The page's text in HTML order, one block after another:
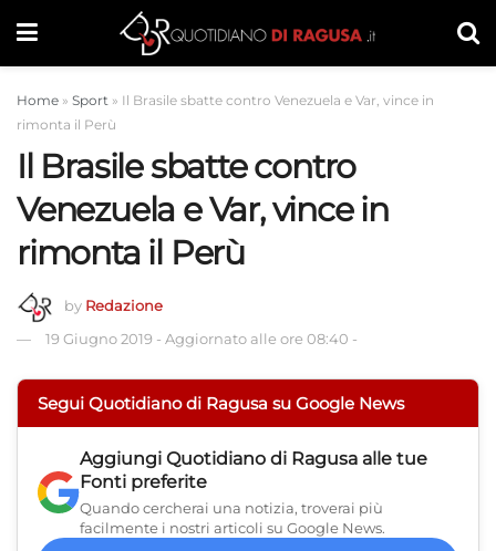
Home » Sport » Il Brasile sbatte contro Venezuela e Var, vince in
rimonta il Perù
Il Brasile sbatte contro
Venezuela e Var, vince in
rimonta il Perù
by Redazione
19 Giugno 2019 - Aggiornato alle ore 08:40 -
Segui Quotidiano di Ragusa su Google News
Aggiungi Quotidiano di Ragusa alle tue
Fonti preferite
Quando cercherai una notizia, troverai più
facilmente i nostri articoli su Google News.